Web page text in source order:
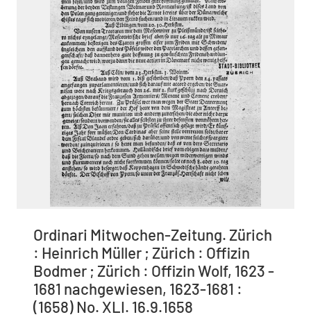
Ordinari Mitwochen-Zeitung. Zürich
: Heinrich Müller ; Zürich : Offizin
Bodmer ; Zürich : Offizin Wolf, 1623 -
1681 nachgewiesen, 1623-1681 :
(1658) No. XLI. 16.9.1658